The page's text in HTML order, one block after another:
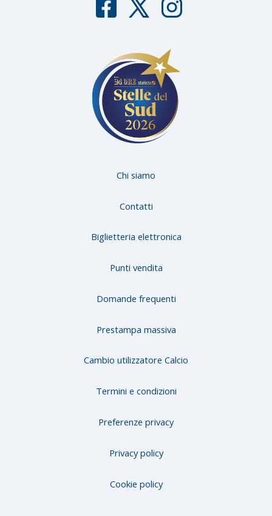
ook
ram
Chi siamo
Contatti
Biglietteria elettronica
Punti vendita
Domande frequenti
Prestampa massiva
Cambio utilizzatore Calcio
Termini e condizioni
Preferenze privacy
Privacy policy
Cookie policy